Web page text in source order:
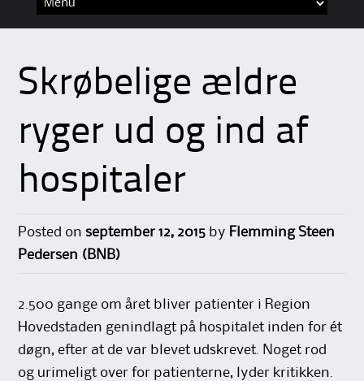
Skrøbelige ældre
ryger ud og ind af
hospitaler
Posted onseptember 12, 2015 by Flemming Steen
Pedersen (BNB)
2.500 gange om året bliver patienter i Region
Hovedstaden genindlagt på hospitalet inden for ét
døgn, efter at de var blevet udskrevet. Noget rod
og urimeligt over for patienterne, lyder kritikken.